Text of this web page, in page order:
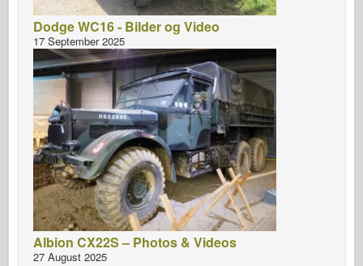
Dodge WC16 - Bilder og Video
17 September 2025
Albion CX22S – Photos & Videos
27 August 2025